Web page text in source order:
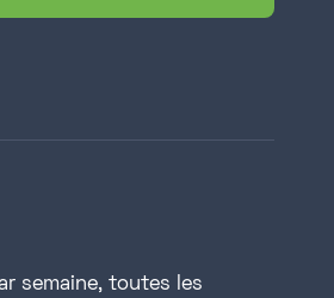
semaine, toutes les